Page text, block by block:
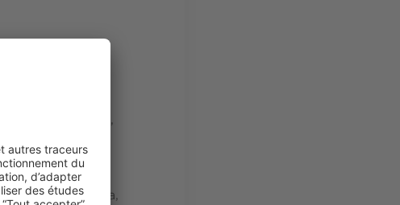
entre tradition
de qualité,
parmi les
Tabakha,